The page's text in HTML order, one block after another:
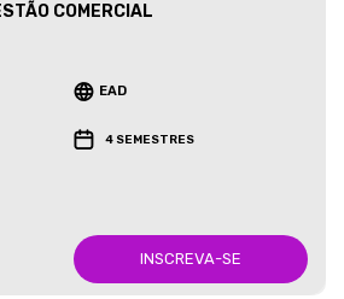
COMERCIAL
EAD
4 SEMESTRES
INSCREVA-SE